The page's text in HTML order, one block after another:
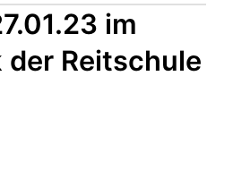
im
Reitschule